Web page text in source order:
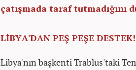
çatışmada taraf tutmadığını
LİBYA'DAN PEŞ PEŞE DESTEK!
Libya'nın başkenti Trablus'taki